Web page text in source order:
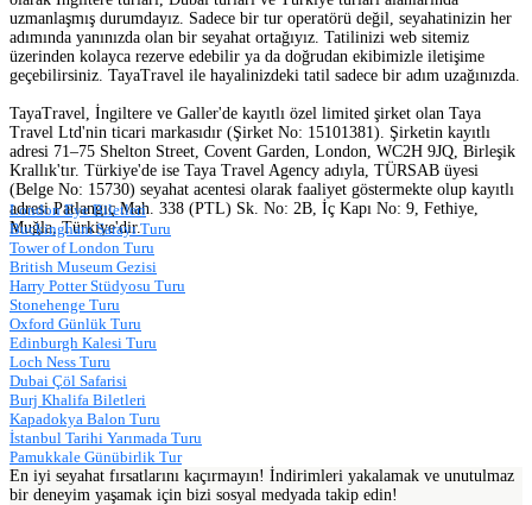
uzmanlaşmış durumdayız. Sadece bir tur operatörü değil, seyahatinizin her
adımında yanınızda olan bir seyahat ortağıyız. Tatilinizi web sitemiz
üzerinden kolayca rezerve edebilir ya da doğrudan ekibimizle iletişime
geçebilirsiniz. TayaTravel ile hayalinizdeki tatil sadece bir adım uzağınızda.
TayaTravel, İngiltere ve Galler'de kayıtlı özel limited şirket olan Taya
Travel Ltd'nin ticari markasıdır (Şirket No: 15101381). Şirketin kayıtlı
adresi 71–75 Shelton Street, Covent Garden, London, WC2H 9JQ, Birleşik
Krallık'tır. Türkiye'de ise Taya Travel Agency adıyla, TÜRSAB üyesi
(Belge No: 15730) seyahat acentesi olarak faaliyet göstermekte olup kayıtlı
adresi Patlangıç Mah. 338 (PTL) Sk. No: 2B, İç Kapı No: 9, Fethiye,
Muğla, Türkiye'dir.
London Eye Biletleri
Buckingham Sarayı Turu
Tower of London Turu
British Museum Gezisi
Harry Potter Stüdyosu Turu
Stonehenge Turu
Oxford Günlük Turu
Edinburgh Kalesi Turu
Loch Ness Turu
Dubai Çöl Safarisi
Burj Khalifa Biletleri
Kapadokya Balon Turu
İstanbul Tarihi Yarımada Turu
Pamukkale Günübirlik Tur
En iyi seyahat fırsatlarını kaçırmayın! İndirimleri yakalamak ve unutulmaz
bir deneyim yaşamak için bizi sosyal medyada takip edin!